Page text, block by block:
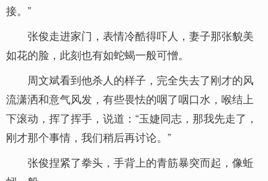
接。”
张俊走进家门，表情冷酷得吓人，妻子那张貌美
如花的脸，此刻也有如蛇蝎一般可憎。
周文斌看到他杀人的样子，完全失去了刚才的风
流潇洒和意气风发，有些畏怯的咽了咽口水，喉结上
下滚动，挥了挥手，说道：“玉婕同志，那我先走了，
刚才那个事情，我们稍后再讨论。”
张俊捏紧了拳头，手背上的青筋暴突而起，像蚯